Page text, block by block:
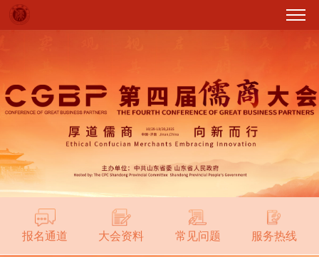
报名通道 大会资料 常见问题 服务热线